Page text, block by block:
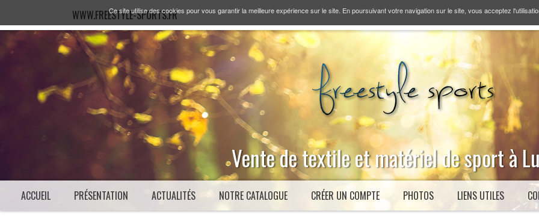
Ce site utilise des cookies pour vous garantir la meilleure expérience sur le site. En poursuivant votre navigation sur le site, vous acceptez
WWW.FREESTYLE-SPORTS.FR
Vente de textile et matériel de sport à
ACCUEIL PRÉSENTATION ACTUALITÉS NOTRE CATALOGUE CRÉER UN COMPTE PHOTOS LIENS UTILES